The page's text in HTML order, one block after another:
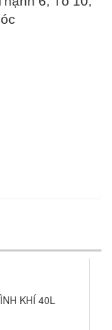
KHÍ 40L